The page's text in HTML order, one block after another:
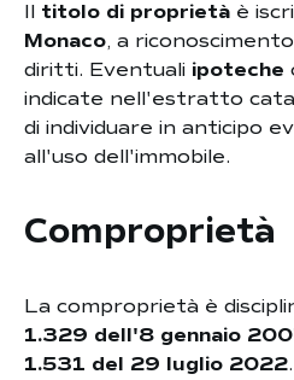
Il titolo di proprietà è
Monaco, a
diritti. Eventuali ipoteche
indicate nell'estratto
di individuare in anticipo
all'uso dell'immobile.
Comproprietà
La comproprietà è
1.329 dell'8 gennaio
1.531 del 29 luglio 2022